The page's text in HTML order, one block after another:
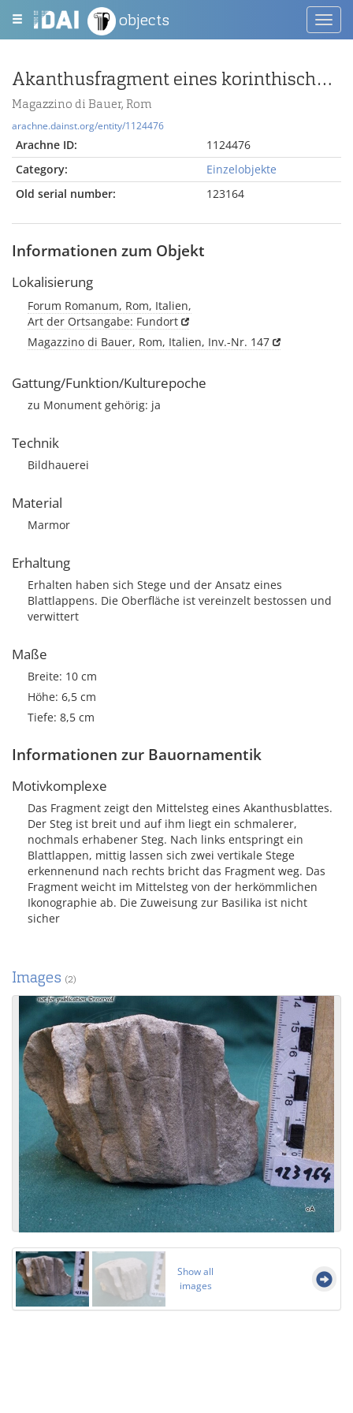
objects
Akanthusfragment eines korinthischen Kapitells oder eines Pilasterkapitells
Magazzino di Bauer, Rom
arachne.dainst.org/entity/1124476
Arachne ID:
1124476
Category:
Einzelobjekte
Old serial number:
123164
Informationen zum Objekt
Lokalisierung
Forum Romanum, Rom, Italien,
Art der Ortsangabe: Fundort
Magazzino di Bauer, Rom, Italien, Inv.-Nr. 147
Gattung/Funktion/Kulturepoche
zu Monument gehörig: ja
Technik
Bildhauerei
Material
Marmor
Erhaltung
Erhalten haben sich Stege und der Ansatz eines
Blattlappens. Die Oberfläche ist vereinzelt bestossen und
verwittert
Maße
Breite: 10 cm
Höhe: 6,5 cm
Tiefe: 8,5 cm
Informationen zur Bauornamentik
Motivkomplexe
Das Fragment zeigt den Mittelsteg eines Akanthusblattes.
Der Steg ist breit und auf ihm liegt ein schmalerer,
nochmals erhabener Steg. Nach links entspringt ein
Blattlappen, mittig lassen sich zwei vertikale Stege
erkennenund nach rechts bricht das Fragment weg. Das
Fragment weicht im Mittelsteg von der herkömmlichen
Ikonographie ab. Die Zuweisung zur Basilika ist nicht
sicher
Images (2)
Show all
images